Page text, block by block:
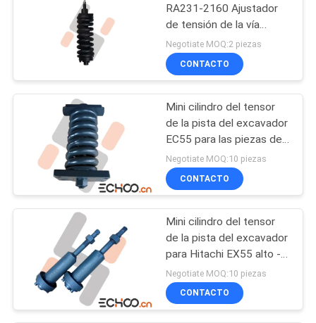
RA231-2160 Ajustador
de tensión de la vía
izquierda y derecha
Negotiate MOQ:2 piezas
CONTACTO
Mini cilindro del tensor
de la pista del excavador
EC55 para las piezas del
tren de aterrizaje de
Volvo
Negotiate MOQ:10 piezas
CONTACTO
Mini cilindro del tensor
de la pista del excavador
para Hitachi EX55 alto -
abrasivo
Negotiate MOQ:10 piezas
CONTACTO